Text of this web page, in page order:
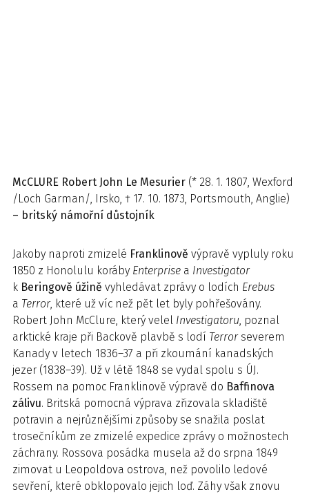
McCLURE Robert John Le Mesurier (* 28. 1. 1807, Wexford
/Loch Garman/, Irsko, † 17. 10. 1873, Portsmouth, Anglie)
– britský námořní důstojník
Jakoby naproti zmizelé Franklinově výpravě vypluly roku
1850 z Honolulu koráby Enterprise a Investigator
k Beringově úžině vyhledávat zprávy o lodích Erebus
a Terror, které už víc než pět let byly pohřešovány.
Robert John McClure, který velel Investigatoru, poznal
arktické kraje při Backově plavbě s lodí Terror severem
Kanady v letech 1836–37 a při zkoumání kanadských
jezer (1838–39). Už v létě 1848 se vydal spolu s ÚJ.
Rossem na pomoc Franklinově výpravě do Baffinova
zálivu. Britská pomocná výprava zřizovala skladiště
potravin a nejrůznějšími způsoby se snažila poslat
trosečníkům ze zmizelé expedice zprávy o možnostech
záchrany. Rossova posádka musela až do srpna 1849
zimovat u Leopoldova ostrova, než povolilo ledové
sevření, které obklopovalo jejich loď. Záhy však znovu